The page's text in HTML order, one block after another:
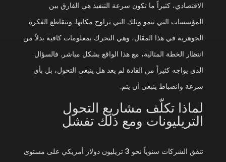
الاقتصادي، كثيراً ما تكون سرعة التنفيذ هي الفارق بين
المؤسسات التي تنمو وتلك التي تراوح مكانها. وتتقاطع الفكرة
الجوهرية في هذا المقال، وهي التحرك بمعلومات كافية بدلاً من
انتظار الخطة المثالية، مع هذا الواقع بشكل مباشر. فالسؤال
الذي يواجه كثيراً من القادة لم يعد هل ينبغي التحول، بل بأي
سرعة وانضباط ينبغي أن يتم.
لماذا تكلّف مشاريع التحول
التريليونات ومع ذلك تفشل
تنفق الشركات سنوياً نحو 3 تريليون دولار أمريكي على مستوى